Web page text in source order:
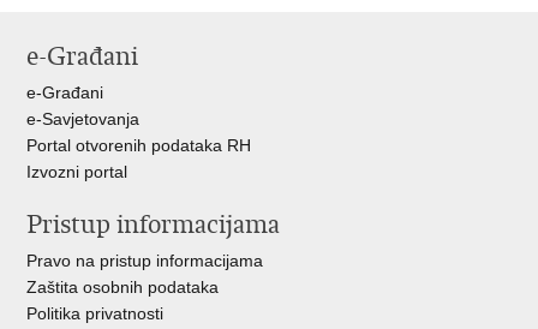
e-Građani
e-Građani
e-Savjetovanja
Portal otvorenih podataka RH
Izvozni portal
Pristup informacijama
Pravo na pristup informacijama
Zaštita osobnih podataka
Politika privatnosti